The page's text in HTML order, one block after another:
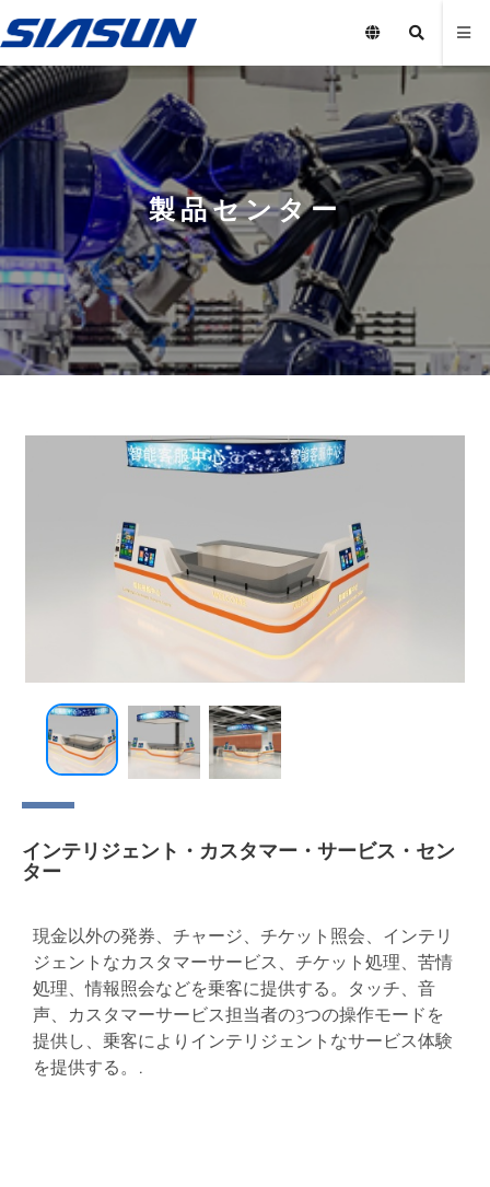
製品センター
インテリジェント・カスタマー・サービス・セン
ター
現金以外の発券、チャージ、チケット照会、インテリ
ジェントなカスタマーサービス、チケット処理、苦情
処理、情報照会などを乗客に提供する。タッチ、音
声、カスタマーサービス担当者の3つの操作モードを
提供し、乗客によりインテリジェントなサービス体験
を提供する。.